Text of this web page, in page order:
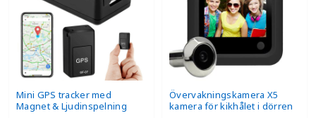
Mini GPS tracker med
Magnet & Ljudinspelning
Övervakningskamera X5
kamera för kikhålet i dörren